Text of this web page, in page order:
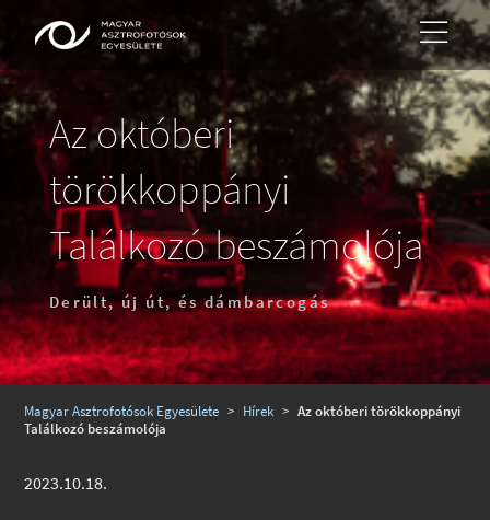
Az októberi
törökkoppányi
Találkozó beszámolója
Derült, új út, és dámbarcogás
Magyar Asztrofotósok Egyesülete > Hírek > Az októberi törökkoppányi
Találkozó beszámolója
2023.10.18.